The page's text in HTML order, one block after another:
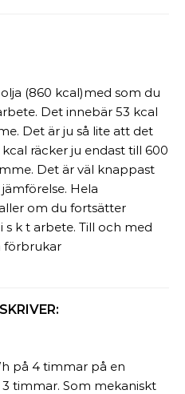
(860 kcal)med som du
Det innebär 53 kcal
Det är ju så lite att det
räcker ju endast till 600
Det är väl knappast
Hela
om du fortsätter
s k t arbete. Till och med
förbrukar
SKRIVER:
på 4 timmar på en
timmar. Som mekaniskt